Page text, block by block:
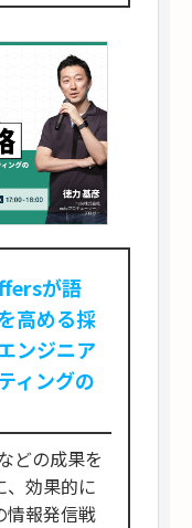
が語
高める採
ンジニア
ィングの
どの成果を
、効果的に
情報発信戦